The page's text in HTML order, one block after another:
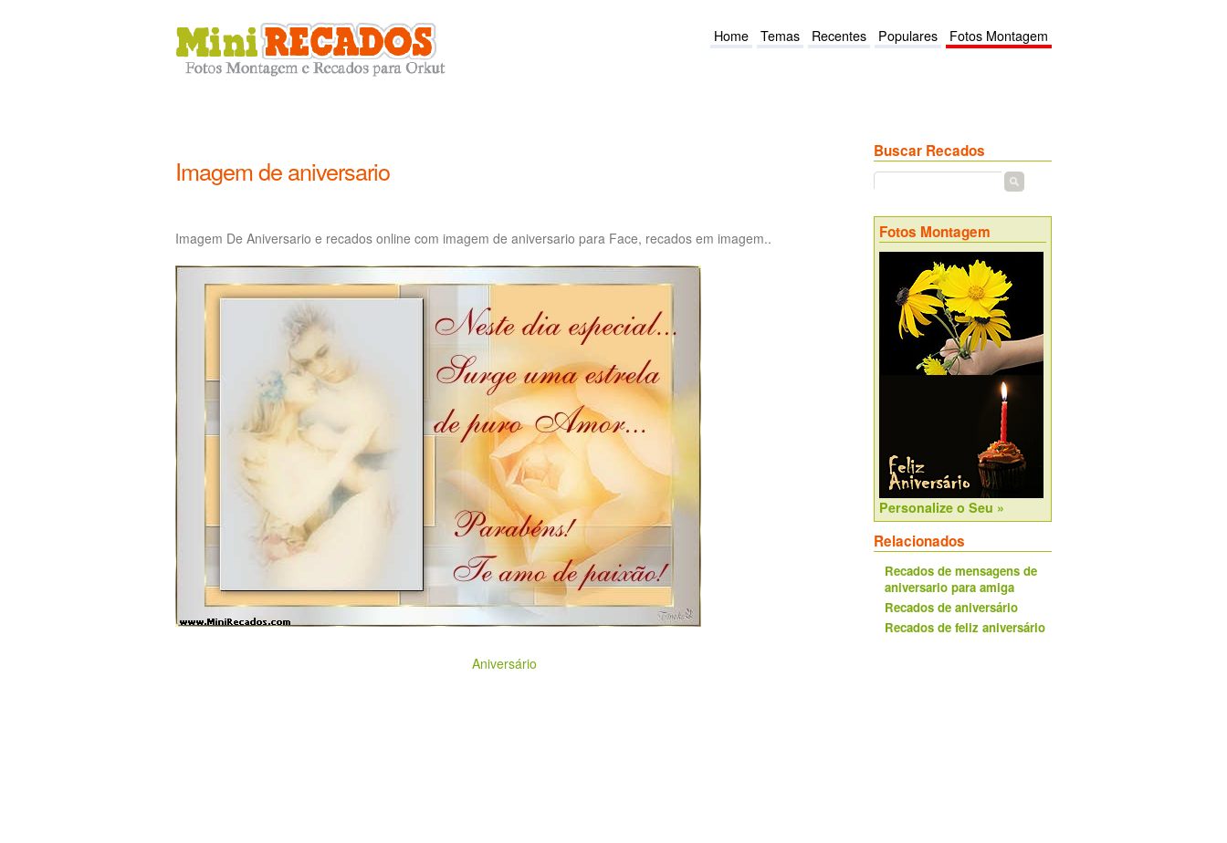
Home Temas Recentes Populares Fotos Montagem
Imagem de aniversario
Imagem De Aniversario e recados online com imagem de aniversario para Face, recados em imagem..
Aniversário
Buscar Recados
Fotos Montagem
Personalize o Seu »
Relacionados
Recados de mensagens de
aniversario para amiga
Recados de aniversário
Recados de feliz aniversário